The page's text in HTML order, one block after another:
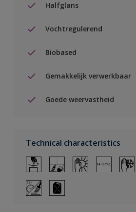
Halfglans
Vochtregulerend
Biobased
Gemakkelijk verwerkbaar
Goede weervastheid
Technical characteristics